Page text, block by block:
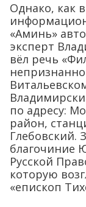
Однако, как
«Аминь»
эксперт
вёл речь
по адресу:
район,
Глебовский.
благочиние
Русской
которую
«епископ